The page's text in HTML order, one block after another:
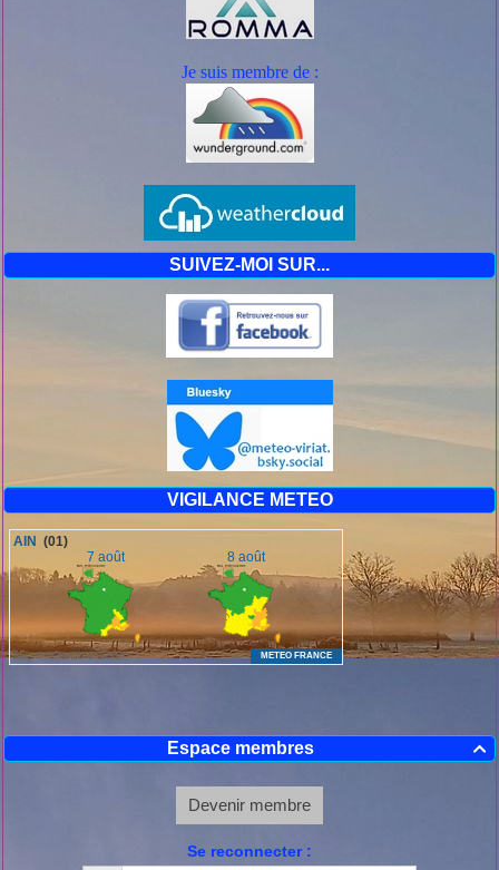
Je suis membre de :
SUIVEZ-MOI SUR...
VIGILANCE METEO

Espace membres
Devenir membre
Se reconnecter :